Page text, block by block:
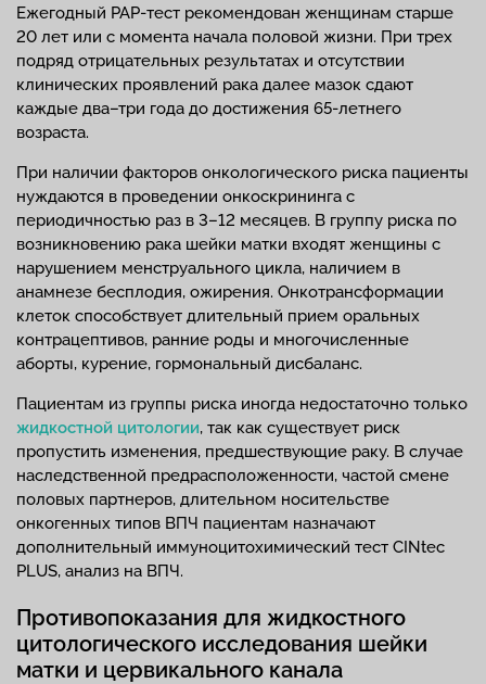
Ежегодный PAP-тест рекомендован женщинам старше
20 лет или с момента начала половой жизни. При трех
подряд отрицательных результатах и отсутствии
клинических проявлений рака далее мазок сдают
каждые два–три года до достижения 65-летнего
возраста.
При наличии факторов онкологического риска пациенты
нуждаются в проведении онкоскрининга с
периодичностью раз в 3–12 месяцев. В группу риска по
возникновению рака шейки матки входят женщины с
нарушением менструального цикла, наличием в
анамнезе бесплодия, ожирения. Онкотрансформации
клеток способствует длительный прием оральных
контрацептивов, ранние роды и многочисленные
аборты, курение, гормональный дисбаланс.
Пациентам из группы риска иногда недостаточно только
жидкостной цитологии, так как существует риск
пропустить изменения, предшествующие раку. В случае
наследственной предрасположенности, частой смене
половых партнеров, длительном носительстве
онкогенных типов ВПЧ пациентам назначают
дополнительный иммуноцитохимический тест CINtec
PLUS, анализ на ВПЧ.
Противопоказания для жидкостного
цитологического исследования шейки
матки и цервикального канала